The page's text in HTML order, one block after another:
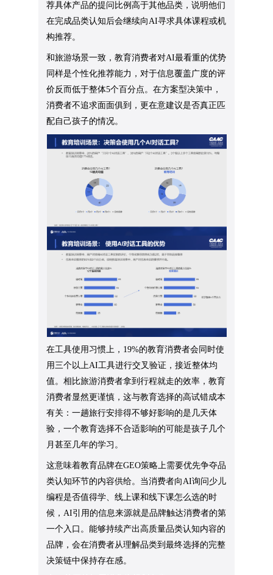
荐具体产品的提问比例高于其他品类，说明他们
在完成品类认知后会继续向AI寻求具体课程或机
构推荐。
和旅游场景一致，教育消费者对AI最看重的优势
同样是个性化推荐能力，对于信息覆盖广度的评
价反而低于整体5个百分点。在方案型决策中，
消费者不追求面面俱到，更在意建议是否真正匹
配自己孩子的情况。
在工具使用习惯上，19%的教育消费者会同时使
用三个以上AI工具进行交叉验证，接近整体均
值。相比旅游消费者拿到行程就走的效率，教育
消费者显然更谨慎，这与教育选择的高试错成本
有关：一趟旅行安排得不够好影响的是几天体
验，一个教育选择不合适影响的可能是孩子几个
月甚至几年的学习。
这意味着教育品牌在GEO策略上需要优先争夺品
类认知环节的内容供给。当消费者向AI询问少儿
编程是否值得学、线上课和线下课怎么选的时
候，AI引用的信息来源就是品牌触达消费者的第
一个入口。能够持续产出高质量品类认知内容的
品牌，会在消费者从理解品类到最终选择的完整
决策链中保持存在感。